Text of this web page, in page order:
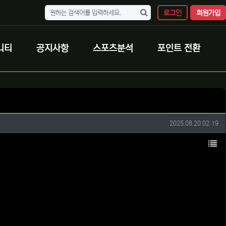
로그인 회원가입
티 공지사항 스포츠분석 포인트 전환
작성일
2025.08.20 02:19
목